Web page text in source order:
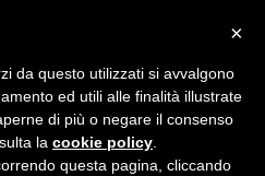
shopping_cart

×
da questo utilizzati si avvalgono
ed utili alle finalità illustrate
di più o negare il consenso
la cookie policy
questa pagina, cliccando